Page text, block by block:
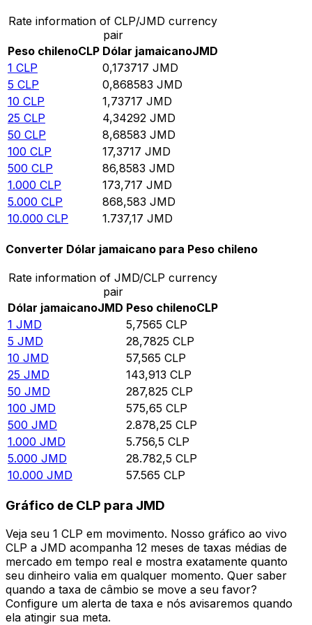
Rate information of CLP/JMD currency
pair
Peso chilenoCLP Dólar jamaicanoJMD
1 CLP 0,173717 JMD
5 CLP 0,868583 JMD
10 CLP 1,73717 JMD
25 CLP 4,34292 JMD
50 CLP 8,68583 JMD
100 CLP 17,3717 JMD
500 CLP 86,8583 JMD
1.000 CLP 173,717 JMD
5.000 CLP 868,583 JMD
10.000 CLP 1.737,17 JMD
Converter Dólar jamaicano para Peso chileno
Rate information of JMD/CLP currency
pair
Dólar jamaicanoJMD Peso chilenoCLP
1 JMD 5,7565 CLP
5 JMD 28,7825 CLP
10 JMD 57,565 CLP
25 JMD 143,913 CLP
50 JMD 287,825 CLP
100 JMD 575,65 CLP
500 JMD 2.878,25 CLP
1.000 JMD 5.756,5 CLP
5.000 JMD 28.782,5 CLP
10.000 JMD 57.565 CLP
Gráfico de CLP para JMD
Veja seu 1 CLP em movimento. Nosso gráfico ao vivo
CLP a JMD acompanha 12 meses de taxas médias de
mercado em tempo real e mostra exatamente quanto
seu dinheiro valia em qualquer momento. Quer saber
quando a taxa de câmbio se move a seu favor?
Configure um alerta de taxa e nós avisaremos quando
ela atingir sua meta.